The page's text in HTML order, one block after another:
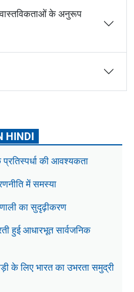
वास्तविकताओं के अनुरूप
HINDI
प्रतिस्पर्धा की आवश्यकता
में समस्या
का सुदृढ़ीकरण
हुई आधारभूत सार्वजनिक
के लिए भारत का उभरता समुद्री